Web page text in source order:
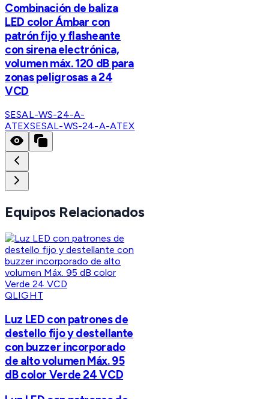
Combinación de baliza
LED color Ámbar con
patrón fijo y flasheante
con sirena electrónica,
volumen máx. 120 dB para
zonas peligrosas a 24
VCD
SESAL-WS-24-A-
ATEXSESAL-WS-24-A-ATEX
Equipos Relacionados
QLIGHT
Luz LED con patrones de
destello fijo y destellante
con buzzer incorporado
de alto volumen Máx. 95
dB color Verde 24 VCD